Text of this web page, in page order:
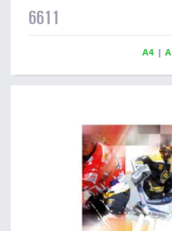
papírového diplomu pro
6611
A4|